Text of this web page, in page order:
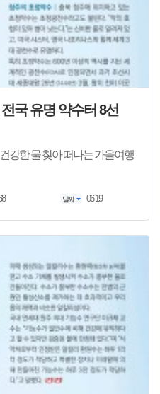
국 유명 약수터 8선
강한 물 찾아 떠나는 가을여행
날짜 06-19